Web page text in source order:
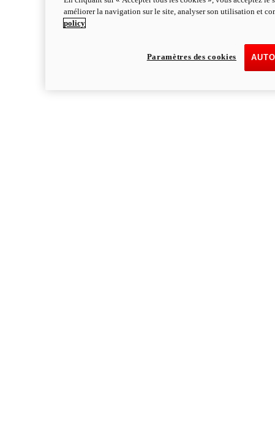
améliorer la navigation sur le site, analyser son utilisation et
policy
Paramètres des cookies